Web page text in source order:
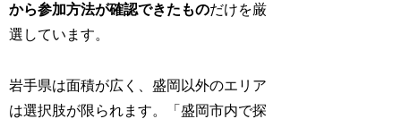
から参加方法が確認できたものだけを厳
選しています。
岩手県は面積が広く、盛岡以外のエリア
は選択肢が限られます。「盛岡市内で探